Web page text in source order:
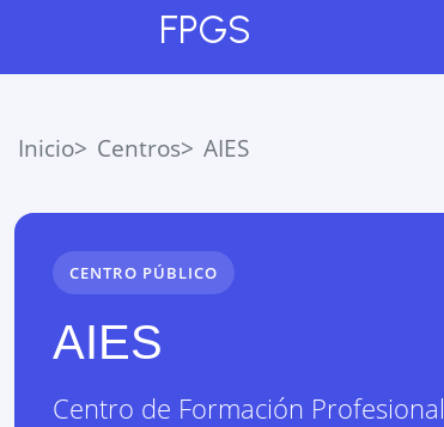
FPGS
Inicio Centros AIES
CENTRO PÚBLICO
AIES
Centro de Formación Profesional